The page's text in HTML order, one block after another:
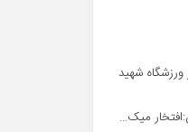
شهید
میک...